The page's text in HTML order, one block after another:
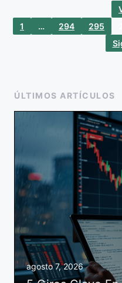
1
… 294 295
ÚLTIMOS ARTÍCULOS
agosto 7, 2026